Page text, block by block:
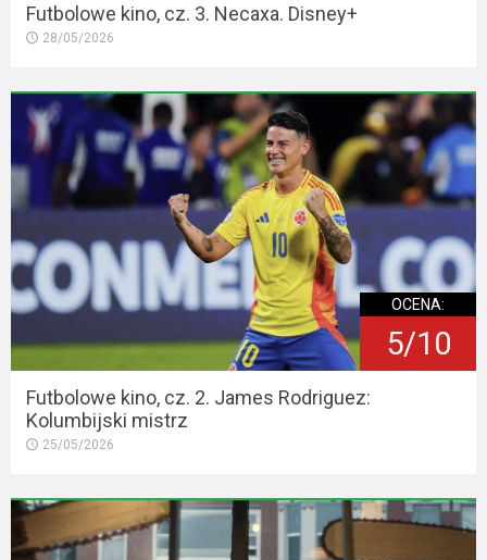
Futbolowe kino, cz. 3. Necaxa. Disney+
28/05/2026
OCENA:
5/10
Futbolowe kino, cz. 2. James Rodriguez:
Kolumbijski mistrz
25/05/2026